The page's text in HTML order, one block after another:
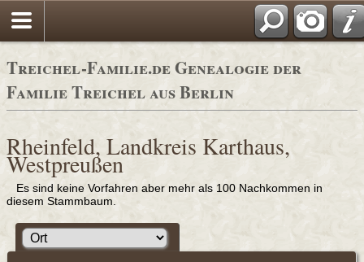
Treichel-Familie.de Genealogie der
Familie Treichel aus Berlin
Rheinfeld, Landkreis Karthaus,
Westpreußen
Es sind keine Vorfahren aber mehr als 100 Nachkommen in
diesem Stammbaum.